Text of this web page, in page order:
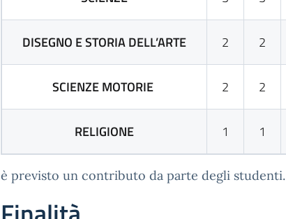
DISEGNO E STORIA DELL’ARTE 2 2
SCIENZE MOTORIE 2 2
RELIGIONE 1 1
è previsto un contributo da parte degli studenti.